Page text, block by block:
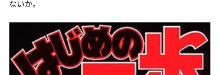
ないか。